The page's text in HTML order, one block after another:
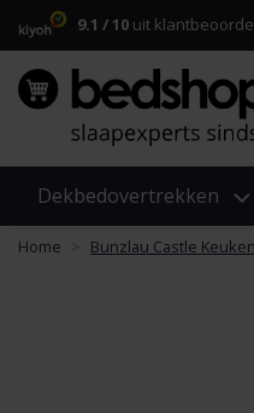
9.1 / 10 uit
Dekbedovertrekken
Home Bunzlau Castle